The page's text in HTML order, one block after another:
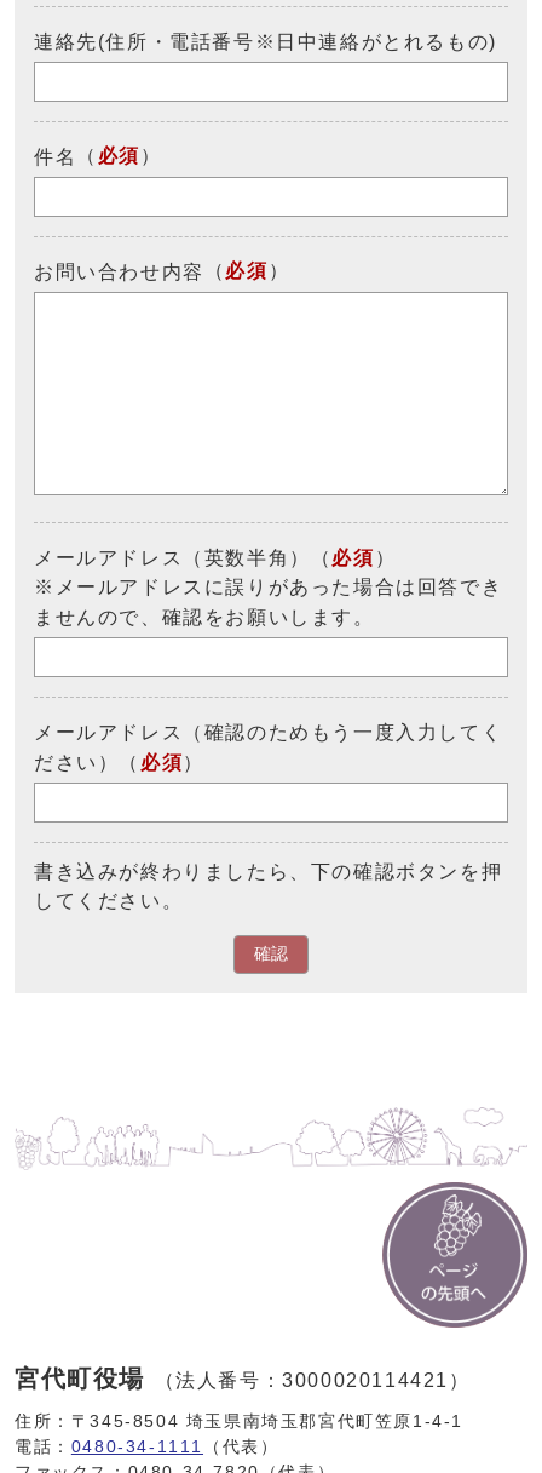
連絡先(住所・電話番号※日中連絡がとれるもの)
件名 （ 必須 ）
お問い合わせ内容 （ 必須 ）
メールアドレス（英数半角）（ 必須 ）
※メールアドレスに誤りがあった場合は回答でき
ませんので、確認をお願いします。
メールアドレス（確認のためもう一度入力してく
ださい）（ 必須）
書き込みが終わりましたら、下の確認ボタンを押
してください。
確認
宮代町役場 （法人番号：3000020114421）
住所：〒345-8504 埼玉県南埼玉郡宮代町笠原1-4-1
電話： 0480-34-1111
（代表）